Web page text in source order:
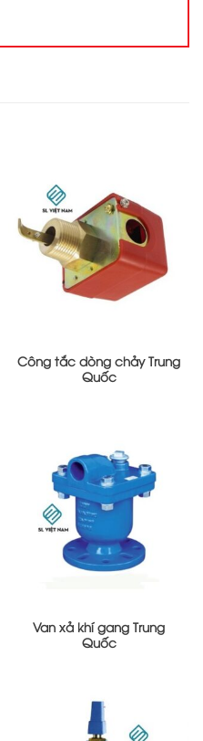
Công tắc dòng chảy Trung
Quốc
Van xả khí gang Trung
Quốc